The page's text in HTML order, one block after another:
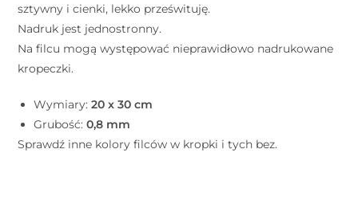
sztywny i cienki, lekko prześwituję.
Nadruk jest jednostronny.
Na filcu mogą występować nieprawidłowo nadrukowane
kropeczki.
Wymiary:20 x 30 cm
Grubość:0,8 mm
Sprawdź inne kolory filców w kropki i tych bez.